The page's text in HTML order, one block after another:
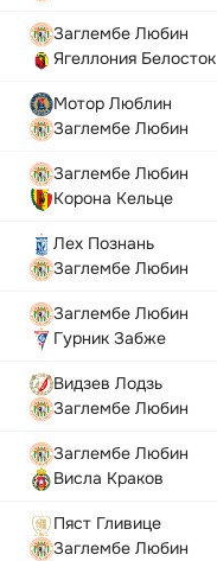
Заглембе Любин
Ягеллония Белосток
Мотор Люблин
Заглембе Любин
Заглембе Любин
Корона Кельце
Лех Познань
Заглембе Любин
Заглембе Любин
Гурник Забже
Видзев Лодзь
Заглембе Любин
Заглембе Любин
Висла Краков
Пяст Гливице
Заглембе Любин